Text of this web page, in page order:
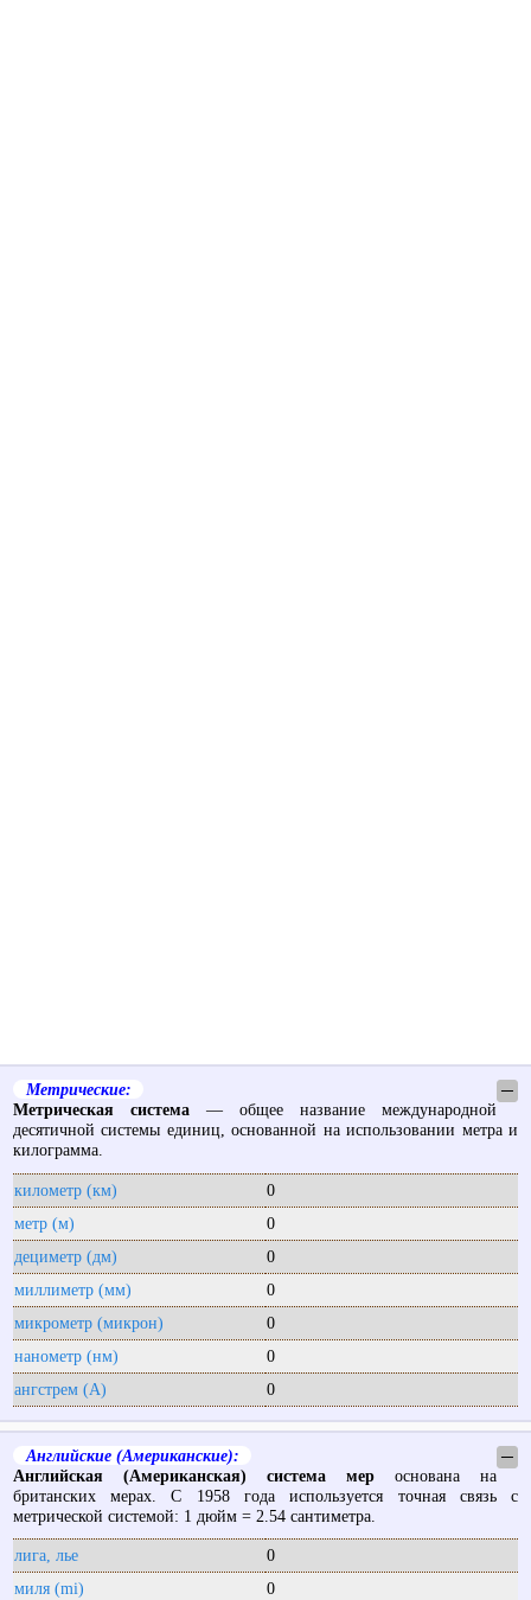
Метрические:
─
Метрическая система— общее название международной
десятичной системы единиц, основанной на использовании метра и
килограмма.
километр (км)
0
метр (м)
0
дециметр (дм)
0
миллиметр (мм)
0
микрометр (микрон)
0
нанометр (нм)
0
ангстрем (А)
0
Английские (Американские):
─
Английская (Американская) система мер основана на
британских мерах. С 1958 года используется точная связь с
метрической системой: 1 дюйм = 2.54 сантиметра.
лига, лье
0
миля (mi)
0